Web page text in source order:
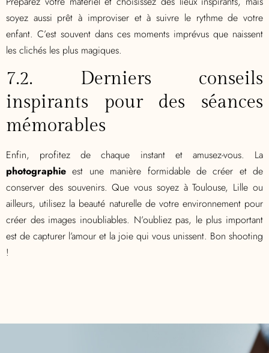
soyez aussi prêt à improviser et à suivre le rythme de votre
enfant. C’est souvent dans ces moments imprévus que naissent
les clichés les plus magiques.
7.2. Derniers conseils
inspirants pour des séances
mémorables
Enfin, profitez de chaque instant et amusez-vous. La
photographie est une manière formidable de créer et de
conserver des souvenirs. Que vous soyez à Toulouse, Lille ou
ailleurs, utilisez la beauté naturelle de votre environnement pour
créer des images inoubliables. N’oubliez pas, le plus important
est de capturer l’amour et la joie qui vous unissent. Bon shooting
!